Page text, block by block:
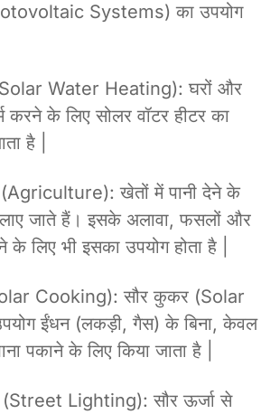
Systems) का उपयोग
(Solar Water Heating): घरों और
करने के लिए सोलर वॉटर हीटर का
है |
(Agriculture): खेतों में पानी देने के
जाते हैं। इसके अलावा, फसलों और
लिए भी इसका उपयोग होता है |
Cooking): सौर कुकर (Solar
ईंधन (लकड़ी, गैस) के बिना, केवल
पकाने के लिए किया जाता है |
(Street Lighting): सौर ऊर्जा से